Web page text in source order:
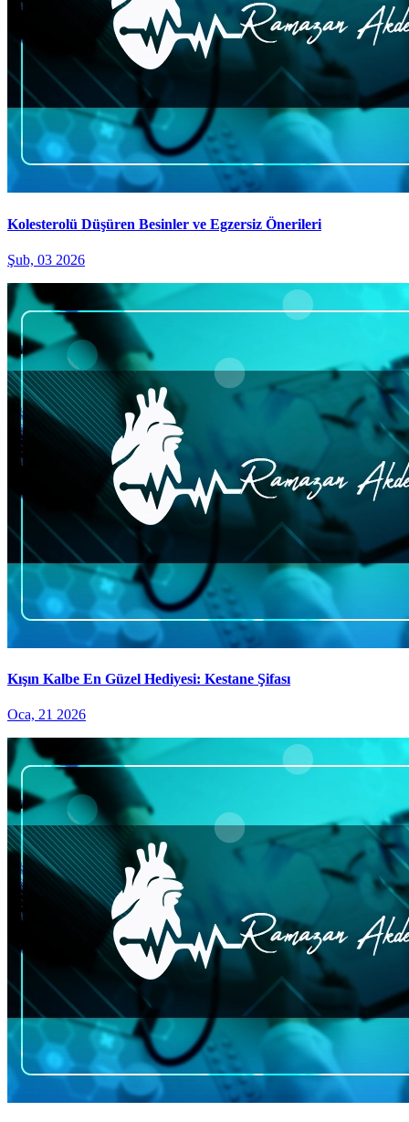
Kolesterolü Düşüren Besinler ve Egzersiz Önerileri
Şub, 03 2026
Kışın Kalbe En Güzel Hediyesi: Kestane Şifası
Oca, 21 2026